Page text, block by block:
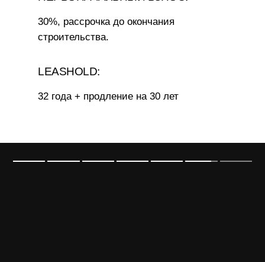
30%, рассрочка до окончания
строительства.
32 года + продление на 30 лет
LEASHOLD: